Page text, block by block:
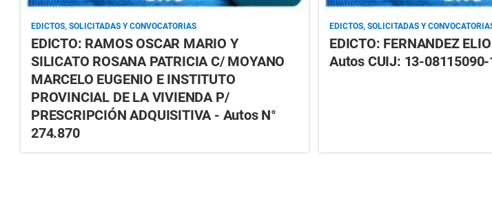
EDICTOS, SOLICITADAS Y CONVOCATORIAS
EDICTO: RAMOS OSCAR MARIO Y
SILICATO ROSANA PATRICIA C/ MOYANO
MARCELO EUGENIO E INSTITUTO
PROVINCIAL DE LA VIVIENDA P/
PRESCRIPCIÓN ADQUISITIVA - Autos N°
274.870
EDICTOS, SOLICITADAS Y
EDICTO: FERNANDEZ
Autos CUIJ: 13-